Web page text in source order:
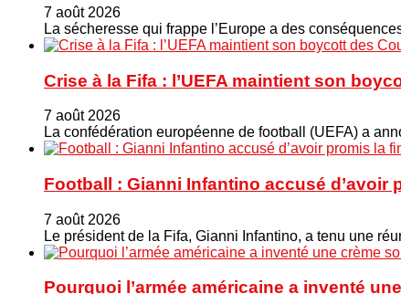
7 août 2026
La sécheresse qui frappe l’Europe a des
Crise à la Fifa : l’UEFA maintient son
7 août 2026
La confédération européenne de football (UEFA) a
Football : Gianni Infantino accusé d’avoir
7 août 2026
Le président de la Fifa, Gianni Infantino, a tenu une
Pourquoi l’armée américaine a inventé